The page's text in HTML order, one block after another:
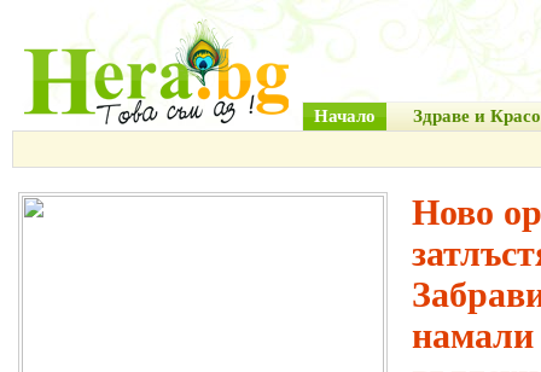
Начало Здраве и
Ново
намали